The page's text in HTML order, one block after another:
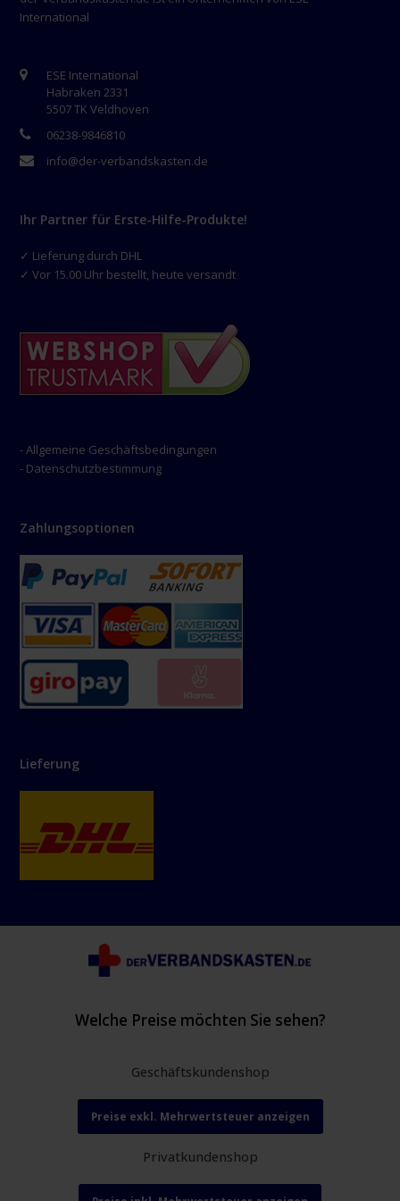
International
ESE International
Habraken 2331
5507 TK Veldhoven
06238-9846810
info@der-verbandskasten.de
Ihr Partner für Erste-Hilfe-Produkte!
✓ Lieferung durch DHL
✓ Vor 15.00 Uhr bestellt, heute versandt
- Allgemeine Geschäftsbedingungen
- Datenschutzbestimmung
Zahlungsoptionen
Lieferung
Welche Preise möchten Sie sehen?
Geschäftskundenshop
Preise exkl. Mehrwertsteuer anzeigen
Privatkundenshop